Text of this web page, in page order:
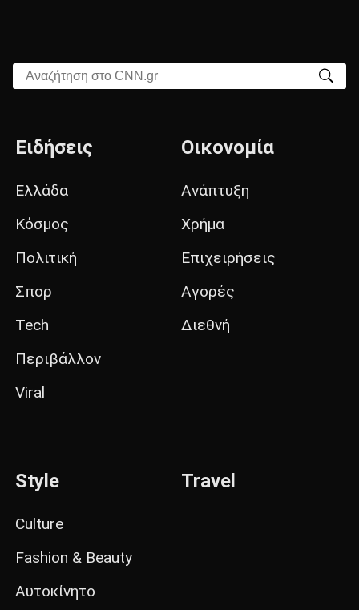
Αναζήτηση στο CNN.gr
Ειδήσεις
Ελλάδα
Κόσμος
Πολιτική
Σπορ
Tech
Περιβάλλον
Viral
Οικονομία
Ανάπτυξη
Χρήμα
Επιχειρήσεις
Αγορές
Διεθνή
Style
Culture
Fashion & Beauty
Αυτοκίνητο
Travel